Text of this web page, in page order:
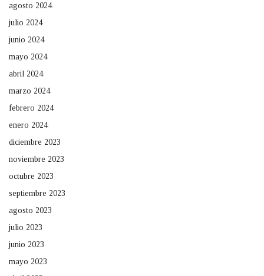
agosto 2024
julio 2024
junio 2024
mayo 2024
abril 2024
marzo 2024
febrero 2024
enero 2024
diciembre 2023
noviembre 2023
octubre 2023
septiembre 2023
agosto 2023
julio 2023
junio 2023
mayo 2023